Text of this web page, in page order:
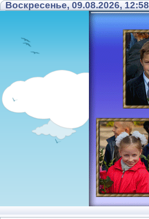
Воскресенье, 09.08.2026, 12:58